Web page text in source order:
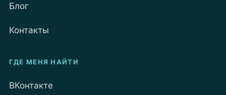
Блог
Контакты
ГДЕ МЕНЯ НАЙТИ
ВКонтакте